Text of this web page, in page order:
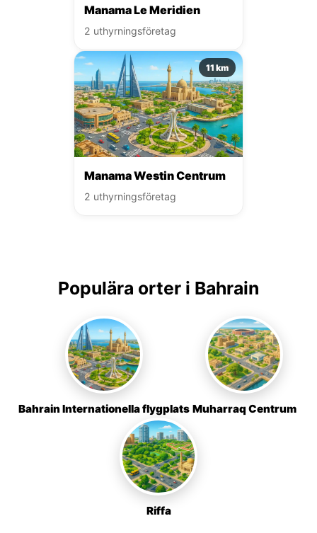
Manama Le Meridien
2 uthyrningsföretag
11 km
Manama Westin Centrum
2 uthyrningsföretag
Populära orter i Bahrain
Bahrain Internationella flygplats Muharraq Centrum
Riffa